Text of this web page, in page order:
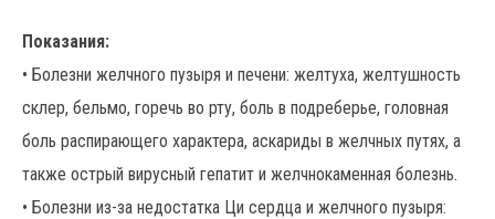
Показания:
• Болезни желчного пузыря и печени: желтуха, желтушность
склер, бельмо, горечь во рту, боль в подреберье, головная
боль распирающего характера, аскариды в желчных путях, а
также острый вирусный гепатит и желчнокаменная болезнь.
• Болезни из-за недостатка Ци сердца и желчного пузыря: